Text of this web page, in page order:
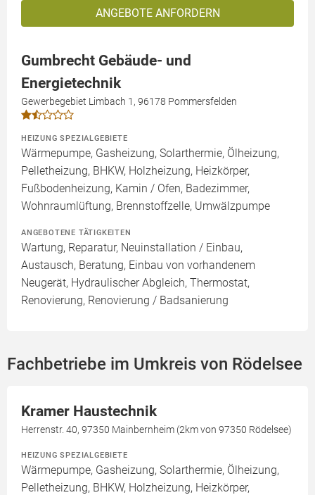
ANGEBOTE ANFORDERN
Gumbrecht Gebäude- und
Energietechnik
Gewerbegebiet Limbach 1, 96178 Pommersfelden
HEIZUNG SPEZIALGEBIETE
Wärmepumpe, Gasheizung, Solarthermie, Ölheizung,
Pelletheizung, BHKW, Holzheizung, Heizkörper,
Fußbodenheizung, Kamin / Ofen, Badezimmer,
Wohnraumlüftung, Brennstoffzelle, Umwälzpumpe
ANGEBOTENE TÄTIGKEITEN
Wartung, Reparatur, Neuinstallation / Einbau,
Austausch, Beratung, Einbau von vorhandenem
Neugerät, Hydraulischer Abgleich, Thermostat,
Renovierung, Renovierung / Badsanierung
Fachbetriebe im Umkreis von Rödelsee
Kramer Haustechnik
Herrenstr. 40, 97350 Mainbernheim (2km von 97350 Rödelsee)
HEIZUNG SPEZIALGEBIETE
Wärmepumpe, Gasheizung, Solarthermie, Ölheizung,
Pelletheizung, BHKW, Holzheizung, Heizkörper,